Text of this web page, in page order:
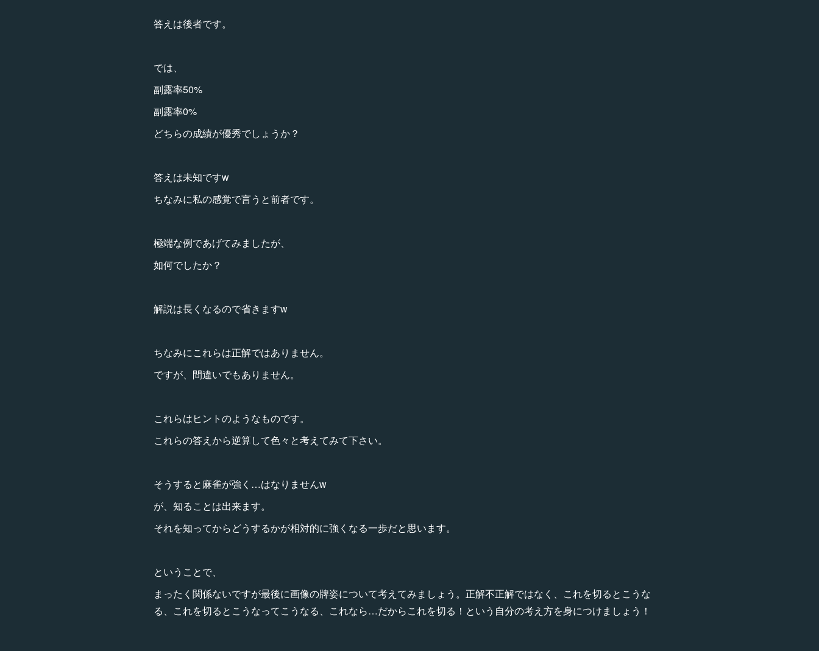
答えは後者です。
では、
副露率50%
副露率0%
どちらの成績が優秀でしょうか？
答えは未知ですw
ちなみに私の感覚で言うと前者です。
極端な例であげてみましたが、
如何でしたか？
解説は長くなるので省きますw
ちなみにこれらは正解ではありません。
ですが、間違いでもありません。
これらはヒントのようなものです。
これらの答えから逆算して色々と考えてみて下さい。
そうすると麻雀が強く…はなりませんw
が、知ることは出来ます。
それを知ってからどうするかが相対的に強くなる一歩だと思います。
ということで、
まったく関係ないですが最後に画像の牌姿について考えてみましょう。正解不正解ではなく、これを切るとこうな
る、これを切るとこうなってこうなる、これなら…だからこれを切る！という自分の考え方を身につけましょう！